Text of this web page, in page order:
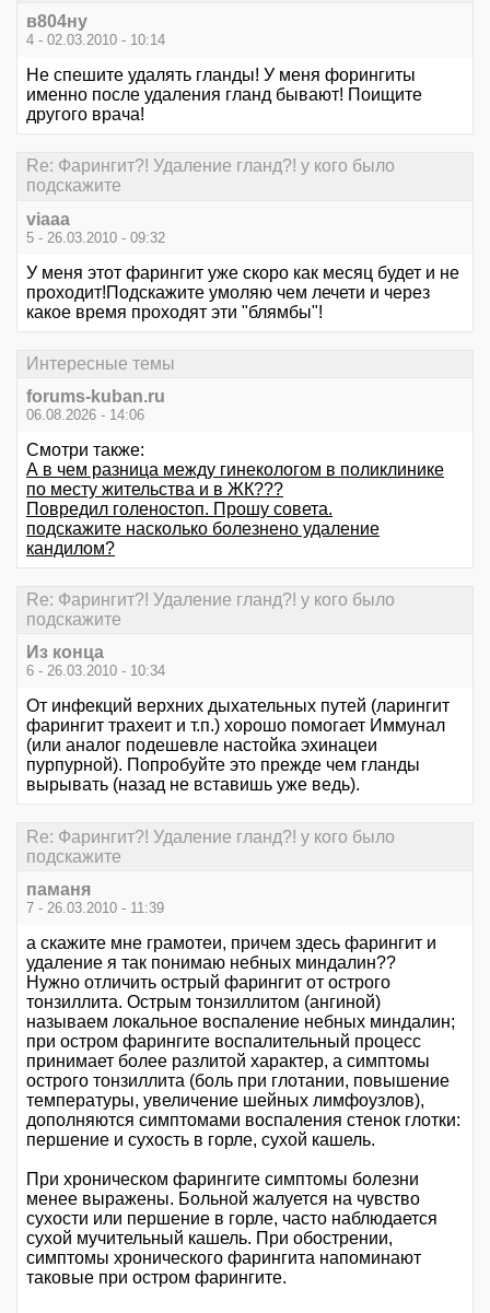
в804ну
4 - 02.03.2010 - 10:14
Не спешите удалять гланды! У меня форингиты
именно после удаления гланд бывают! Поищите
другого врача!
Re: Фарингит?! Удаление гланд?! у кого было
подскажите
viaaa
5 - 26.03.2010 - 09:32
У меня этот фарингит уже скоро как месяц будет и не
проходит!Подскажите умоляю чем лечети и через
какое время проходят эти "блямбы"!
Интересные темы
forums-kuban.ru
06.08.2026 - 14:06
Смотри также:
А в чем разница между гинекологом в поликлинике
по месту жительства и в ЖК???
Повредил голеностоп. Прошу совета.
подскажите насколько болезнено удаление
кандилом?
Re: Фарингит?! Удаление гланд?! у кого было
подскажите
Из конца
6 - 26.03.2010 - 10:34
От инфекций верхних дыхательных путей (ларингит
фарингит трахеит и т.п.) хорошо помогает Иммунал
(или аналог подешевле настойка эхинацеи
пурпурной). Попробуйте это прежде чем гланды
вырывать (назад не вставишь уже ведь).
Re: Фарингит?! Удаление гланд?! у кого было
подскажите
паманя
7 - 26.03.2010 - 11:39
а скажите мне грамотеи, причем здесь фарингит и
удаление я так понимаю небных миндалин??
Нужно отличить острый фарингит от острого
тонзиллита. Острым тонзиллитом (ангиной)
называем локальное воспаление небных миндалин;
при остром фарингите воспалительный процесс
принимает более разлитой характер, а симптомы
острого тонзиллита (боль при глотании, повышение
температуры, увеличение шейных лимфоузлов),
дополняются симптомами воспаления стенок глотки:
першение и сухость в горле, сухой кашель.
При хроническом фарингите симптомы болезни
менее выражены. Больной жалуется на чувство
сухости или першение в горле, часто наблюдается
сухой мучительный кашель. При обострении,
симптомы хронического фарингита напоминают
таковые при остром фарингите.